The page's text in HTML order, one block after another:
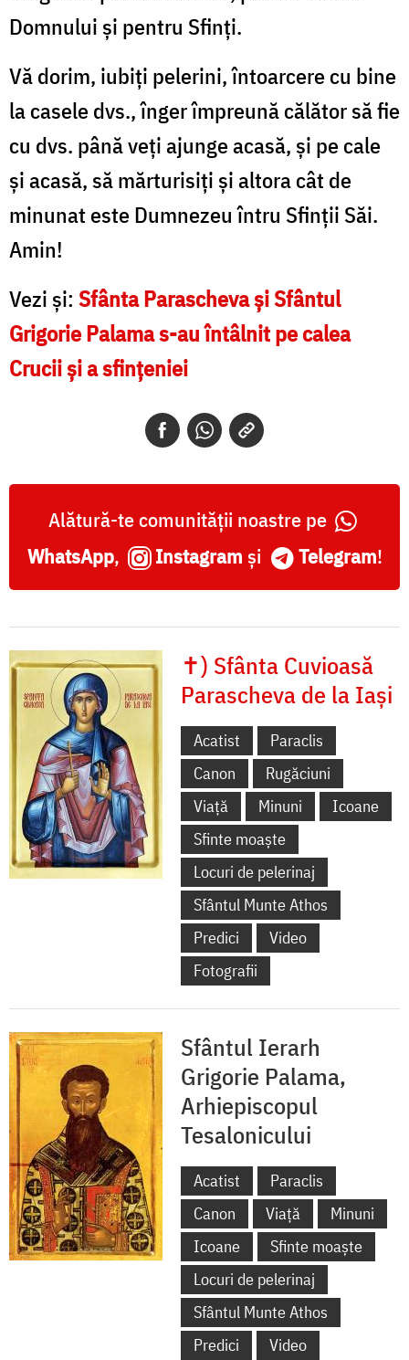
Domnului și pentru Sfinți.
Vă dorim, iubiți pelerini, întoarcere cu bine
la casele dvs., înger împreună călător să fie
cu dvs. până veți ajunge acasă, și pe cale
și acasă, să mărturisiți și altora cât de
minunat este Dumnezeu întru Sfinții Săi.
Amin!
Vezi și: Sfânta Parascheva și Sfântul
Grigorie Palama s-au întâlnit pe calea
Crucii și a sfințeniei
Alătură-te comunității noastre pe
WhatsApp, Instagram și Telegram!
✝) Sfânta Cuvioasă
Parascheva de la Iași
Acatist
Paraclis
Canon
Rugăciuni
Viață
Minuni
Icoane
Sfinte moaște
Locuri de pelerinaj
Sfântul Munte Athos
Predici
Video
Fotografii
Sfântul Ierarh
Grigorie Palama,
Arhiepiscopul
Tesalonicului
Acatist
Paraclis
Canon
Viață
Minuni
Icoane
Sfinte moaște
Locuri de pelerinaj
Sfântul Munte Athos
Predici
Video